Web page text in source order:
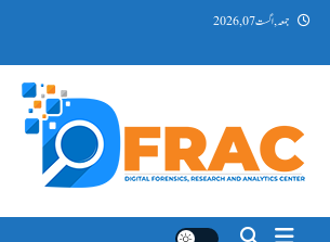
Skip جمعہ, اگست 07, 2026
DFRAC_ORG